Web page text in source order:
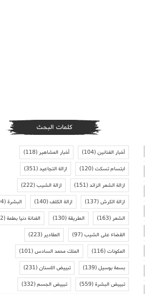
كلمات البحث
أخبار الفنانين(104) أخبار المشاهير(118)
ابتسام تسكت(120) ازالة التجاعيد(351)
ازالة الشعر الزائد(151) ازالة الشيب(222)
ازالة الكرش(137) ازالة الكلف(140) البشرة(194)
الشعر(163) الطريقة(130) الفنانة دنيا بطمة(142)
القضاء على الشيب(97) المقادير(223)
المكونات(116) الملك محمد السادس(101)
بسمة بوسيل(139) تبييض الاسنان(231)
تبييض البشرة(559) تبييض الجسم(332)